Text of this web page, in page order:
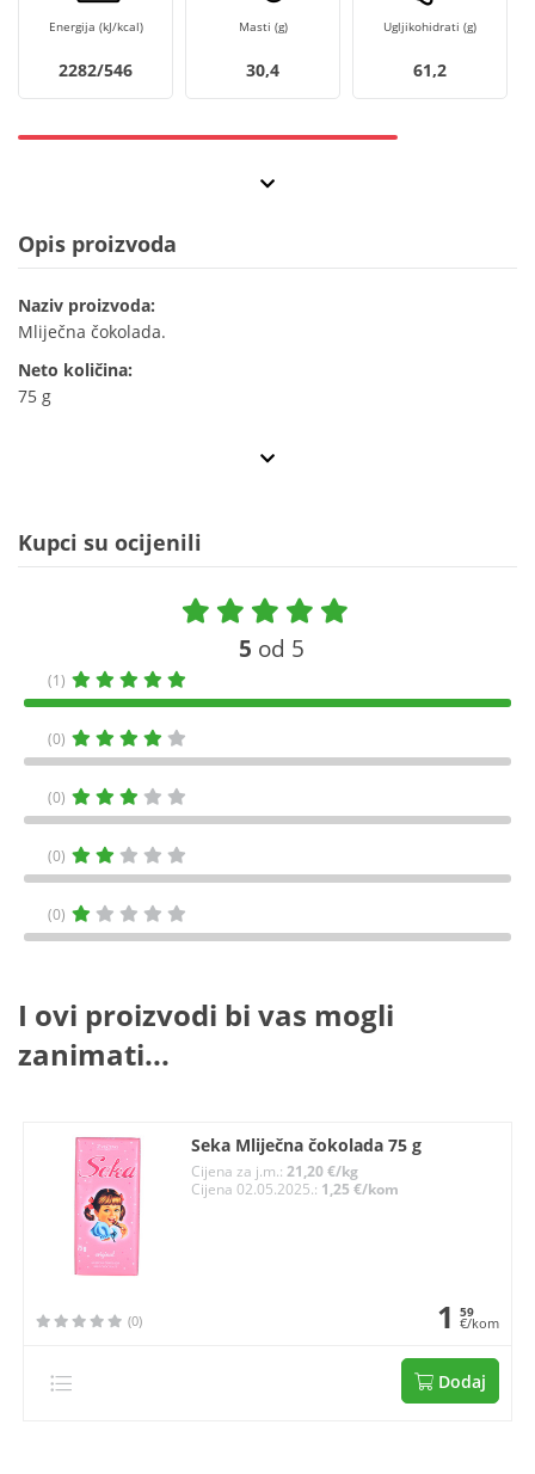
Energija (kJ/kcal)
2282/546
Masti (g)
30,4
Ugljikohidrati (g)
61,2
Opis proizvoda
Naziv proizvoda:
Mliječna čokolada.
Neto količina:
75 g
Kupci su ocijenili
5 od 5
(1)
(0)
(0)
(0)
(0)
I ovi proizvodi bi vas mogli
zanimati...
Seka Mliječna čokolada 75 g
Cijena za j.m.:21,20 €/kg
Cijena 02.05.2025.: 1,25 €/kom
(0) 1 59
€/kom
Dodaj